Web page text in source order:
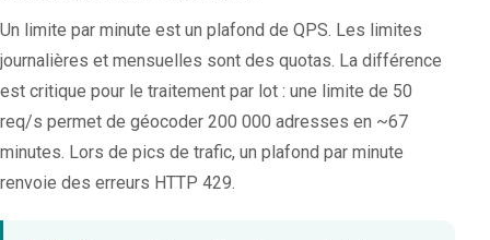
Un limite par minute est un plafond de QPS. Les limites
journalières et mensuelles sont des quotas. La différence
est critique pour le traitement par lot : une limite de 50
req/s permet de géocoder 200 000 adresses en ~67
minutes. Lors de pics de trafic, un plafond par minute
renvoie des erreurs HTTP 429.